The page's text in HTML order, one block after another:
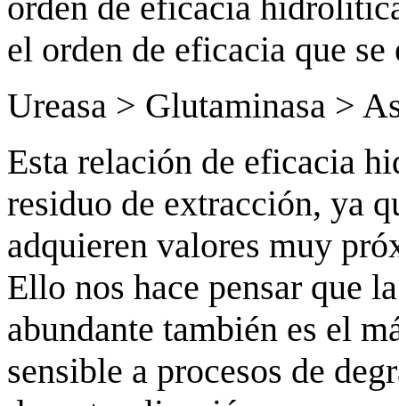
el orden de eficacia que
Ureasa > Glutaminasa >
Esta relación de eficacia
residuo de extracción, ya
adquieren valores muy
Ello nos hace pensar que
abundante también es el
sensible a procesos de